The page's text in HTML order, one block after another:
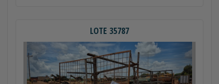
LOTE 35787
Anterior Próximo